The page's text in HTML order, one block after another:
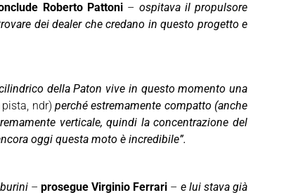
Roberto Pattoni– ospitava il propulsore
dei dealer che credano in questo progetto e
della Paton vive in questo momento una
pista, ndr)perché estremamente compatto (anche
verticale, quindi la concentrazione del
oggi questa moto è incredibile”.
– prosegue Virginio Ferrari – e lui stava già